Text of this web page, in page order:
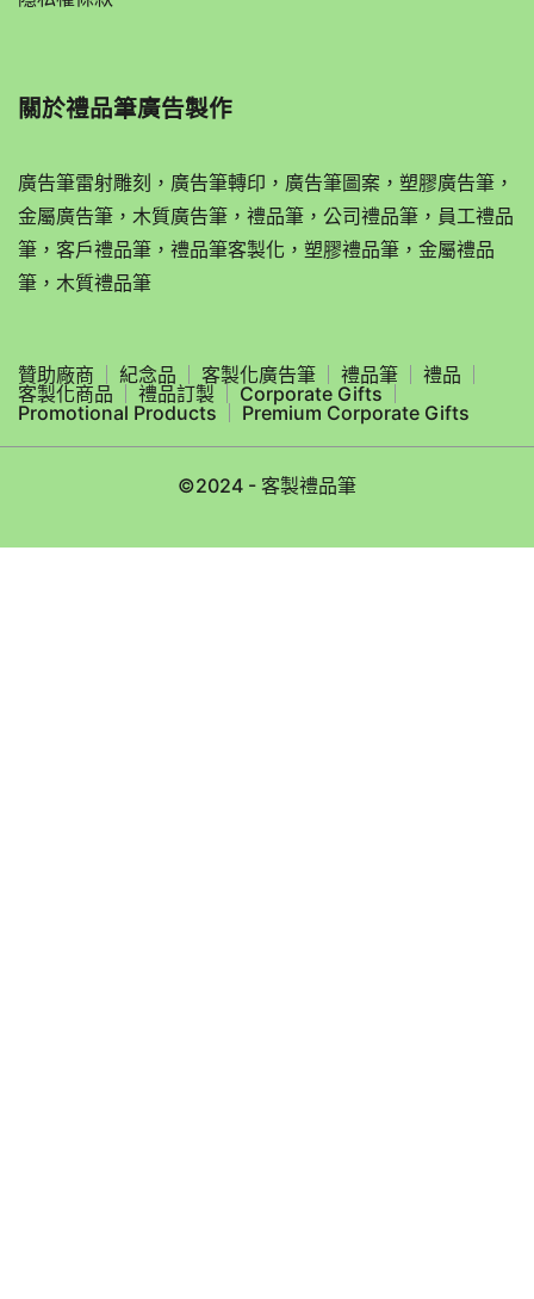
關於禮品筆廣告製作
廣告筆雷射雕刻，廣告筆轉印，廣告筆圖案，塑膠廣告筆，
金屬廣告筆，木質廣告筆，禮品筆，公司禮品筆，員工禮品
筆，客戶禮品筆，禮品筆客製化，塑膠禮品筆，金屬禮品
筆，木質禮品筆
贊助廠商 紀念品 客製化廣告筆 禮品筆
禮品
客製化商品
禮品訂製
Corporate Gifts
Promotional Products
Premium Corporate Gifts
©2024 - 客製禮品筆